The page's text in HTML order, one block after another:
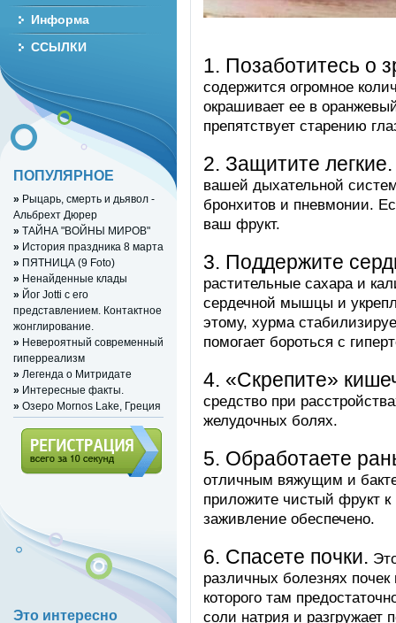
1. Позаботитесь о
содержится огромное
окрашивает ее в
препятствует старению
2. Защитите легкие.
вашей дыхательной
бронхитов и пневмонии.
ваш фрукт.
3. Поддержите
растительные сахара и
сердечной мышцы и
этому, хурма
помогает бороться с
4. «Скрепите»
средство при
желудочных болях.
5. Обработаете
отличным вяжущим и
приложите чистый фрукт
заживление обеспечено.
6. Спасете почки.
различных болезнях
которого там
соли натрия и разгружает
Информа
ССЫЛКИ
ПОПУЛЯРНОЕ
» Рыцарь, смерть и дьявол -
Альбрехт Дюрер
» ТАЙНА "ВОЙНЫ МИРОВ"
» История праздника 8 марта
» ПЯТНИЦА (9 Foto)
» Ненайденные клады
» Йог Jotti с его
представлением. Контактное
жонглирование.
» Невероятный современный
гиперреализм
» Легенда о Митридате
» Интересные факты.
» Озеро Mornos Lake, Греция
Это интересно